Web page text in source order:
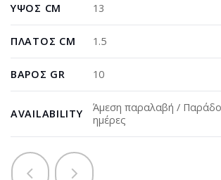
ΎΨΟΣ CM 13
ΠΛΆΤΟΣ CM 1.5
ΒΆΡΟΣ GR 10
AVAILABILITY
Άμεση παραλαβή /
ημέρες